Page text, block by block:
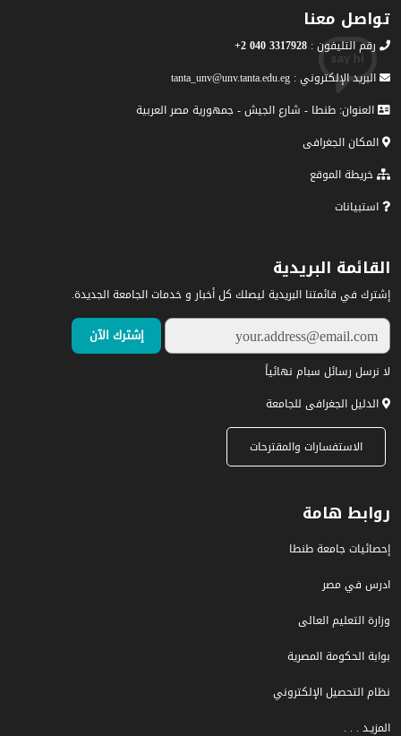
تواصل معنا
رقم التليفون : 3317928 040 2+
البريد الإلكتروني : tanta_unv@unv.tanta.edu.eg
العنوان: طنطا - شارع الجيش - جمهورية مصر العربية
المكان الجغرافى
خريطة الموقع
استبيانات
القائمة البريدية
إشترك في قائمتنا البريدية ليصلك كل أخبار و خدمات الجامعة الجديدة.
لا نرسل رسائل سبام نهائياً
الدليل الجغرافى للجامعة
الاستفسارات والمقترحات
روابط هامة
إحصائيات جامعة طنطا
ادرس في مصر
وزارة التعليم العالى
بوابة الحكومة المصرية
نظام التحصيل الإلكتروني
المزيـد . . .